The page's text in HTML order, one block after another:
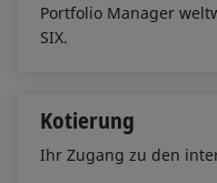
Portfolio Manager
SIX.
Kotierung
Ihr Zugang zu den